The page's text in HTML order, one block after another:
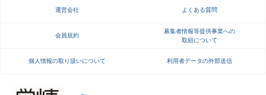
運営会社 よくある質問
会員規約
募集者情報等提供事業への
取組について
個人情報の取り扱いについて 利用者データの外部送信